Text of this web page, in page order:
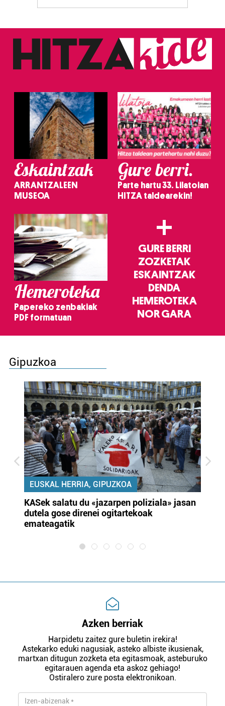
Eskaintzak
ARRANTZALEEN
MUSEOA
Gure berri.
Parte hartu 33. Lilatoian
HITZA taldearekin!
Hemeroteka
Papereko zenbakiak
PDF formatuan
+
GURE BERRI
ZOZKETAK
ESKAINTZAK
DENDA
HEMEROTEKA
NOR GARA
Gipuzkoa
EUSKAL HERRIA, GIPUZKOA
KASek salatu du «jazarpen poliziala» jasan
dutela gose direnei ogitartekoak
emateagatik
Azken berriak
Harpidetu zaitez gure buletin irekira!
Astekarko eduki nagusiak, asteko albiste ikusienak,
martxan ditugun zozketa eta egitasmoak, asteburuko
egitarauen agenda eta askoz gehiago!
Ostiralero zure posta elektronikoan.